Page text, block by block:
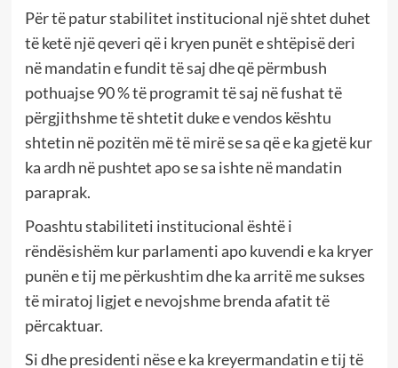
Për të patur stabilitet institucional një shtet duhet
të ketë një qeveri që i kryen punët e shtëpisë deri
në mandatin e fundit të saj dhe që përmbush
pothuajse 90 % të programit të saj në fushat të
përgjithshme të shtetit duke e vendos kështu
shtetin në pozitën më të mirë se sa që e ka gjetë kur
ka ardh në pushtet apo se sa ishte në mandatin
paraprak.
Poashtu stabiliteti institucional është i
rëndësishëm kur parlamenti apo kuvendi e ka kryer
punën e tij me përkushtim dhe ka arritë me sukses
të miratoj ligjet e nevojshme brenda afatit të
përcaktuar.
Si dhe presidenti nëse e ka kreyermandatin e tij të